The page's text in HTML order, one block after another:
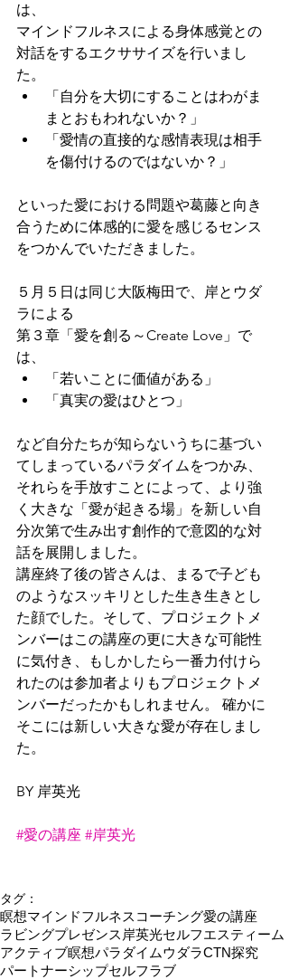
は、
マインドフルネスによる身体感覚との
対話をするエクササイズを行いまし
た。
「自分を大切にすることはわがま
まとおもわれないか？」
「愛情の直接的な感情表現は相手
を傷付けるのではないか？」
といった愛における問題や葛藤と向き
合うために体感的に愛を感じるセンス
をつかんでいただきました。
５月５日は同じ大阪梅田で、岸とウダ
ラによる
第３章「愛を創る～Create Love」で
は、
「若いことに価値がある」
「真実の愛はひとつ」
など自分たちが知らないうちに基づい
てしまっているパラダイムをつかみ、
それらを手放すことによって、より強
く大きな「愛が起きる場」を新しい自
分次第で生み出す創作的で意図的な対
話を展開しました。
講座終了後の皆さんは、まるで子ども
のようなスッキリとした生き生きとし
た顔でした。そして、プロジェクトメ
ンバーはこの講座の更に大きな可能性
に気付き、もしかしたら一番力付けら
れたのは参加者よりもプロジェクトメ
ンバーだったかもしれません。 確かに
そこには新しい大きな愛が存在しまし
た。
BY 岸英光
#愛の講座 #岸英光
タグ：
瞑想マインドフルネス コーチング愛の講座
ラビングプレゼンス 岸英光セルフエスティーム
アクティブ瞑想パラダイムウダラCTN探究
パートナーシップセルフラブ